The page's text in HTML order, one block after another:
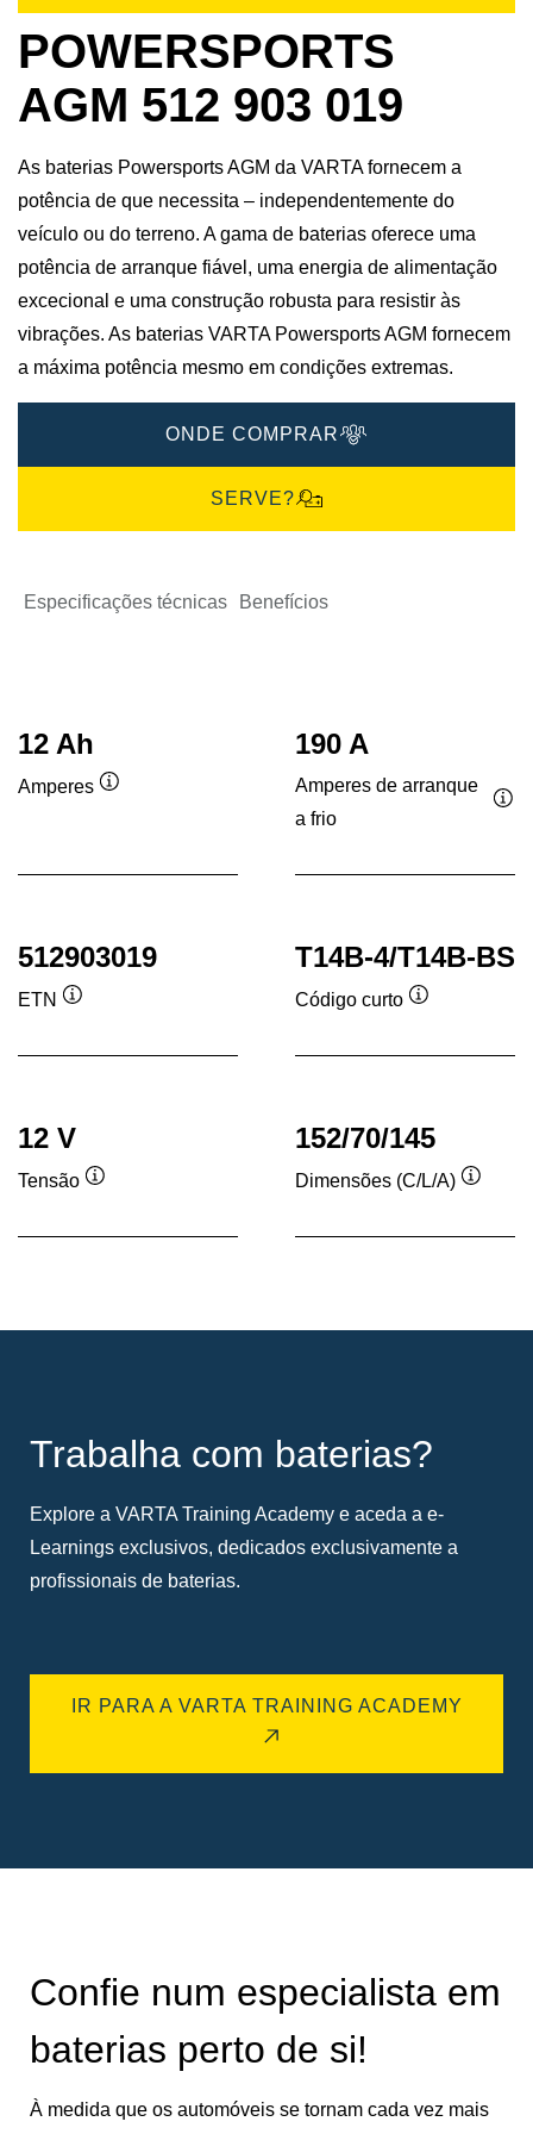
POWERSPORTS
AGM 512 903 019
As baterias Powersports AGM da VARTA fornecem a
potência de que necessita – independentemente do
veículo ou do terreno. A gama de baterias oferece uma
potência de arranque fiável, uma energia de alimentação
excecional e uma construção robusta para resistir às
vibrações. As baterias VARTA Powersports AGM fornecem
a máxima potência mesmo em condições extremas.
ONDE COMPRAR
SERVE?
Especificações técnicas Benefícios
12 Ah
Amperes
190 A
Amperes de arranque
a frio
512903019
ETN
ferramenta
T14B-4/T14B-BS
Código curto
ferramenta
12 V
Tensão
ferramenta
152/70/145
Dimensões (C/L/A)
Trabalha com baterias?
Explore a VARTA Training Academy e aceda a e-
Learnings exclusivos, dedicados exclusivamente a
profissionais de baterias.
IR PARA A VARTA TRAINING ACADEMY
Confie num especialista em
baterias perto de si!
À medida que os automóveis se tornam cada vez mais